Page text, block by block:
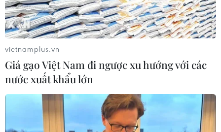
vietnamplus.vn
Giá gạo Việt Nam đi ngược xu hướng với các
nước xuất khẩu lớn